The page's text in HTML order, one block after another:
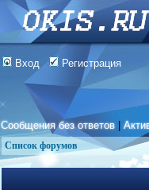
Вход Регистрация
Сообщения без ответов |
Список форумов